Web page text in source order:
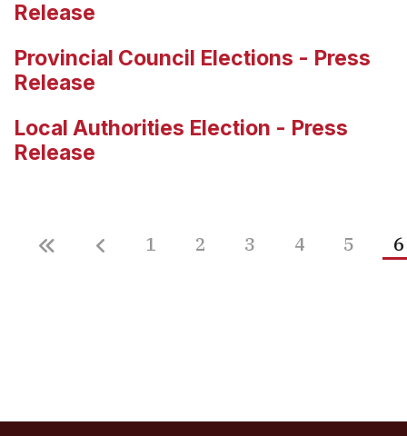
Release
Provincial Council Elections - Press
Release
Local Authorities Election - Press
Release
1 2 3 4 5 6